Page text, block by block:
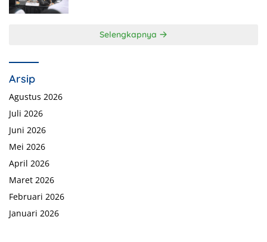
Selengkapnya
Arsip
Agustus 2026
Juli 2026
Juni 2026
Mei 2026
April 2026
Maret 2026
Februari 2026
Januari 2026